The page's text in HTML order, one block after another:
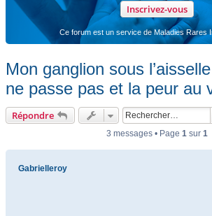
Inscrivez-vous
Ce forum est un service de Maladies Rares
Mon ganglion sous
ne passe pas et la peur au
Répondre
3 messages • Page 1sur 1
Gabrielleroy